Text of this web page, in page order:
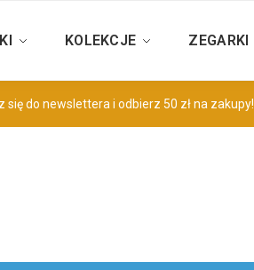
KOLEKCJE ZEGARKI
się do newslettera i odbierz 50 zł na zakupy!